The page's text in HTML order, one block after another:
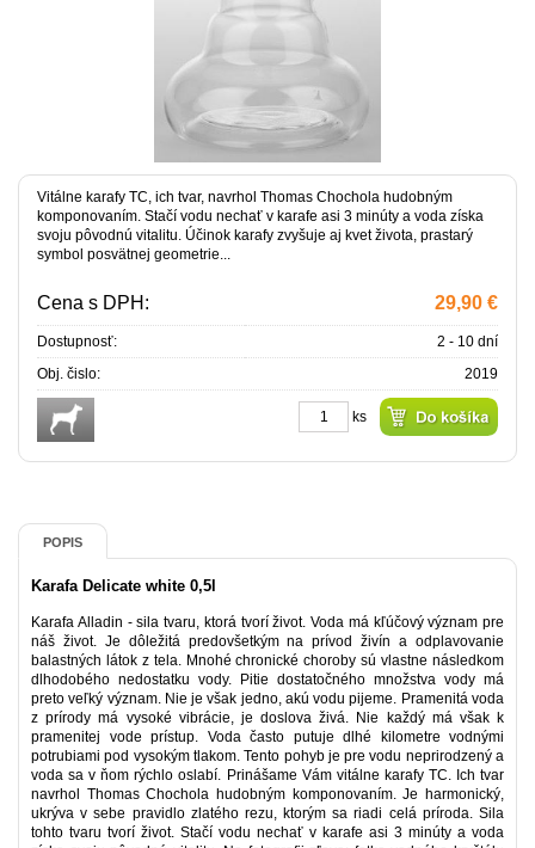
Vitálne karafy TC, ich tvar, navrhol Thomas Chochola hudobným
komponovaním. Stačí vodu nechať v karafe asi 3 minúty a voda získa
svoju pôvodnú vitalitu. Účinok karafy zvyšuje aj kvet života, prastarý
symbol posvätnej geometrie...
Cena s DPH: 29,90 €
Dostupnosť:
2 - 10 dní
Obj. čislo:
2019
ks
POPIS
Karafa Delicate white 0,5l
Karafa Alladin - sila tvaru, ktorá tvorí život. Voda má kľúčový význam pre
náš život. Je dôležitá predovšetkým na prívod živín a odplavovanie
balastných látok z tela. Mnohé chronické choroby sú vlastne následkom
dlhodobého nedostatku vody. Pitie dostatočného množstva vody má
preto veľký význam. Nie je však jedno, akú vodu pijeme. Pramenitá voda
z prírody má vysoké vibrácie, je doslova živá. Nie každý má však k
pramenitej vode prístup. Voda často putuje dlhé kilometre vodnými
potrubiami pod vysokým tlakom. Tento pohyb je pre vodu neprirodzený a
voda sa v ňom rýchlo oslabí. Prinášame Vám vitálne karafy TC. Ich tvar
navrhol Thomas Chochola hudobným komponovaním. Je harmonický,
ukrýva v sebe pravidlo zlatého rezu, ktorým sa riadi celá príroda. Sila
tohto tvaru tvorí život. Stačí vodu nechať v karafe asi 3 minúty a voda